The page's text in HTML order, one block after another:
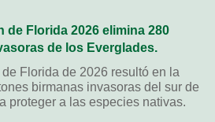
de Florida 2026 elimina 280
de los Everglades.
Florida de 2026 resultó en la
birmanas invasoras del sur de
proteger a las especies nativas.